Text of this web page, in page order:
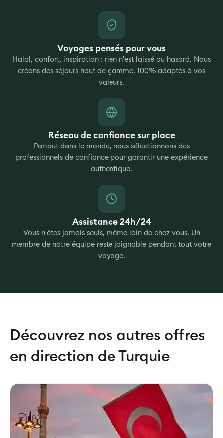
Voyages pensés pour vous
Halal, confort, inspiration : rien n'est laissé au hasard. Nous
créons des séjours haut de gamme, 100% adaptés à vos
valeurs.
Réseau de confiance sur place
Partout dans le monde, nous sélectionnons des
professionnels de confiance pour garantir une expérience
authentique.
Assistance 24h/24
Vous n'êtes jamais seuls, même loin de chez vous. Un
membre de notre équipe reste joignable pendant tout votre
voyage.
Découvrez nos autres offres
en direction de Turquie